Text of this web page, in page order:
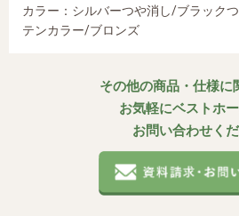
カラー：シルバーつや消し/ブラック
テンカラー/ブロンズ
その他の商品・仕様に
お気軽にベストホ
お問い合わせく